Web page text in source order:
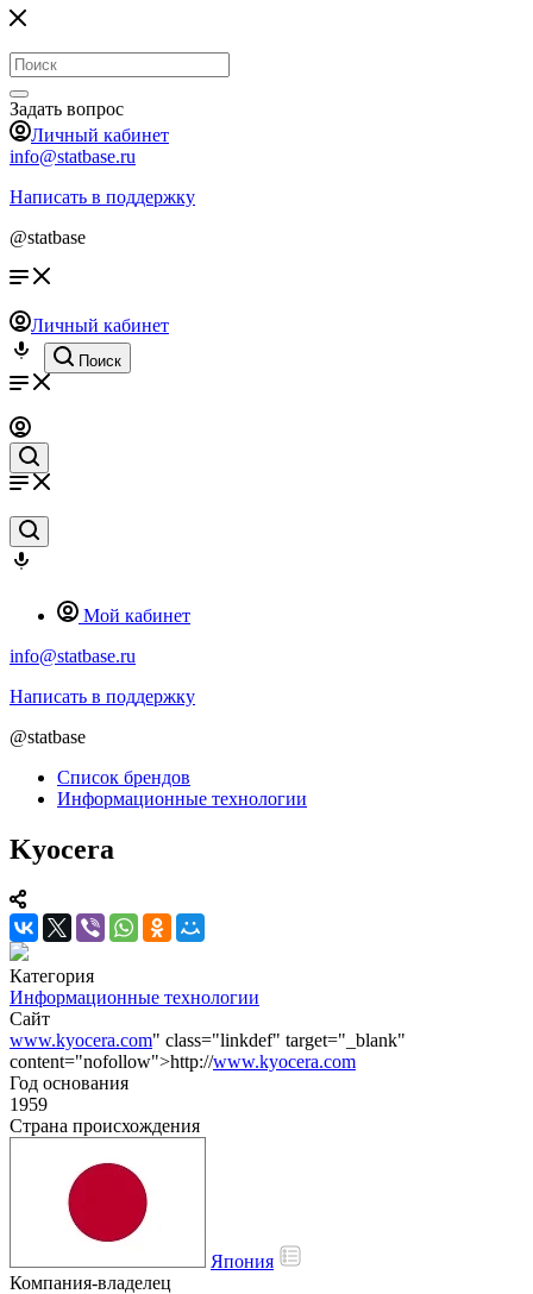
Задать вопрос
Личный кабинет
info@statbase.ru
Написать в поддержку
@statbase
Личный кабинет
Поиск
Мой кабинет
info@statbase.ru
Написать в поддержку
@statbase
Список брендов
Информационные технологии
Kyocera
Категория
Информационные технологии
Сайт
www.kyocera.com" class="linkdef" target="_blank"
content="nofollow">http://www.kyocera.com
Год основания
1959
Страна происхождения
Япония
Компания-владелец